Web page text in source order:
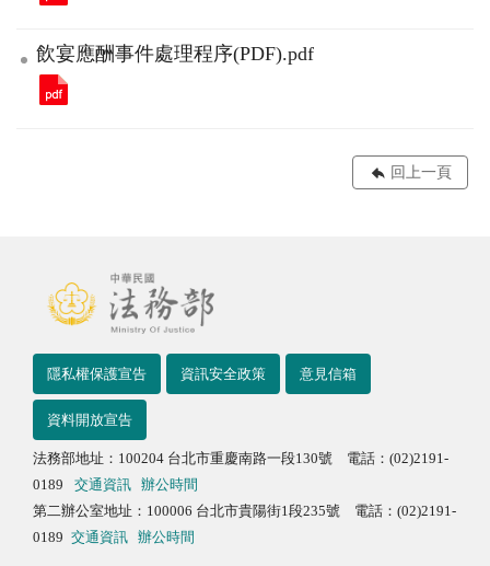
飲宴應酬事件處理程序(PDF).pdf
回上一頁
隱私權保護宣告 資訊安全政策 意見信箱
資料開放宣告
法務部地址：100204 台北市重慶南路一段130號 電話：(02)2191-
0189
交通資訊
辦公時間
第二辦公室地址：100006 台北市貴陽街1段235號 電話：(02)2191-
0189 交通資訊 辦公時間